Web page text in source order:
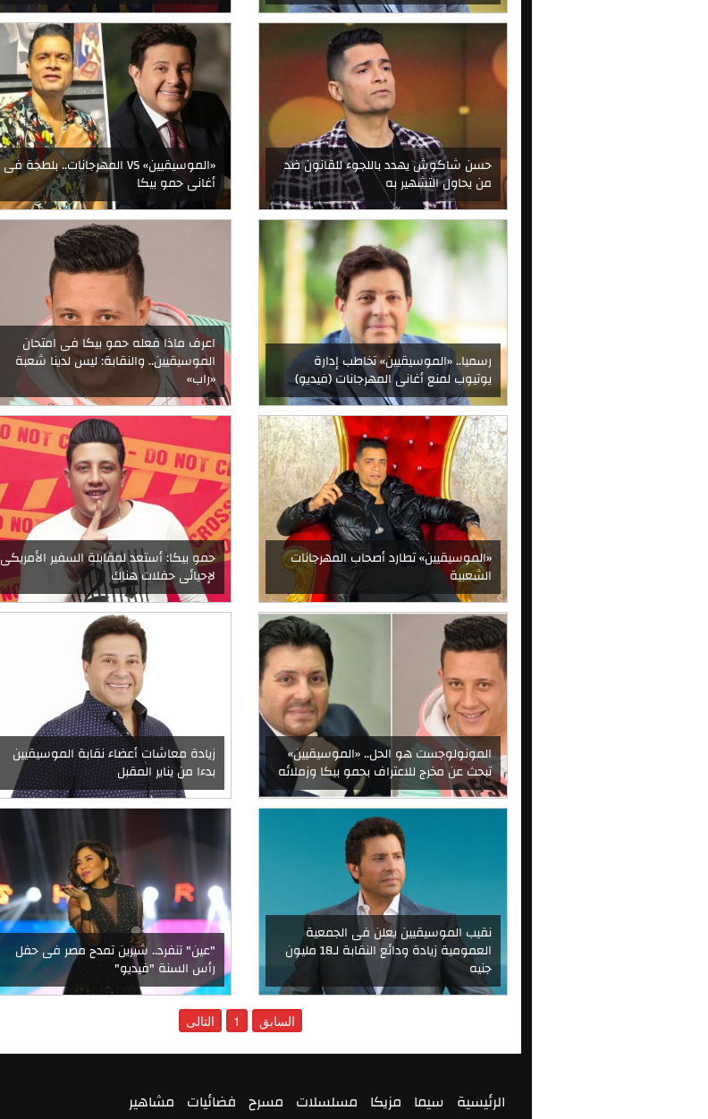
«الموسيقيين» VS المهرجانات.. بلطجة فى
أغانى حمو بيكا
حسن شاكوش يهدد باللجوء للقانون ضد
من يحاول التشهير به
اعرف ماذا فعله حمو بيكا فى امتحان
الموسيقيين.. والنقابة: ليس لدينا شعبة
«راب»
رسميا.. «الموسيقيين» تخاطب إدارة
يوتيوب لمنع أغانى المهرجانات (فيديو)
حمو بيكا: أستعد لمقابلة السفير الأمريكى
لإحيائى حفلات هناك
«الموسيقيين» تطارد أصحاب المهرجانات
الشعبية
زيادة معاشات أعضاء نقابة الموسيقيين
بدءا من يناير المقبل
المونولوجست هو الحل.. «الموسيقيين»
تبحث عن مخرج للاعتراف بحمو بيكا وزملائه
"عين" تنفرد.. شيرين تمدح مصر فى حفل
رأس السنة ‏‏"فيديو"‏
نقيب الموسيقيين يعلن فى الجمعية
العمومية زيادة ودائع النقابة لـ18 مليون
جنيه
السابق 1 التالى
الرئيسية سيما مزيكا مسلسلات مسرح فضائيات مشاهير